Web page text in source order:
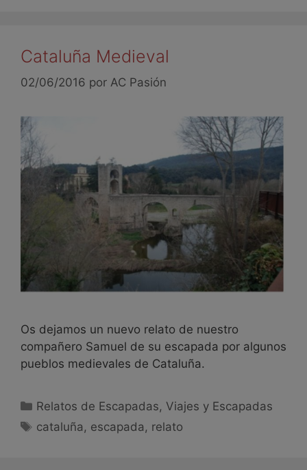
Cataluña Medieval
02/06/2016 por AC Pasión
Os dejamos un nuevo relato de nuestro
compañero Samuel de su escapada por algunos
pueblos medievales de Cataluña.
Relatos de Escapadas, Viajes y Escapadas
cataluña , escapada , relato